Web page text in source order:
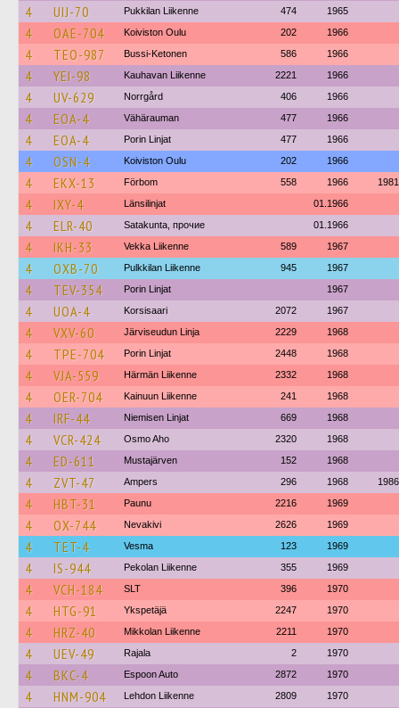
4 UIJ-70 Pukkilan Liikenne 474 1965
4 OAE-704 Koiviston Oulu 202 1966
4 TEO-987 Bussi-Ketonen 586 1966
4 YEI-98 Kauhavan Liikenne 2221 1966
4 UV-629 Norrgård 406 1966
4 EOA-4 Vähärauman 477 1966
4 EOA-4 Porin Linjat 477 1966
4 OSN-4 Koiviston Oulu 202 1966
4 EKX-13 Förbom 558 1966 1981
4 IXY-4 Länsilinjat 01.1966
4 ELR-40 Satakunta, прочие 01.1966
4 IKH-33 Vekka Liikenne 589 1967
4 OXB-70 Pulkkilan Liikenne 945 1967
4 TEV-354 Porin Linjat 1967
4 UOA-4 Korsisaari 2072 1967
4 VXV-60 Järviseudun Linja 2229 1968
4 TPE-704 Porin Linjat 2448 1968
4 VJA-559 Härmän Liikenne 2332 1968
4 OER-704 Kainuun Liikenne 241 1968
4 IRF-44 Niemisen Linjat 669 1968
4 VCR-424 Osmo Aho 2320 1968
4 ED-611 Mustajärven 152 1968
4 ZVT-47 Ampers 296 1968 1986
4 HBT-31 Paunu 2216 1969
4 OX-744 Nevakivi 2626 1969
4 TET-4 Vesma 123 1969
4 IS-944 Pekolan Liikenne 355 1969
4 VCH-184 SLT 396 1970
4 HTG-91 Ykspetäjä 2247 1970
4 HRZ-40 Mikkolan Liikenne 2211 1970
4 UEV-49 Rajala 2 1970
4 BKC-4 Espoon Auto 2872 1970
4 HNM-904 Lehdon Liikenne 2809 1970